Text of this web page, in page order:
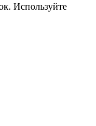
Используйте